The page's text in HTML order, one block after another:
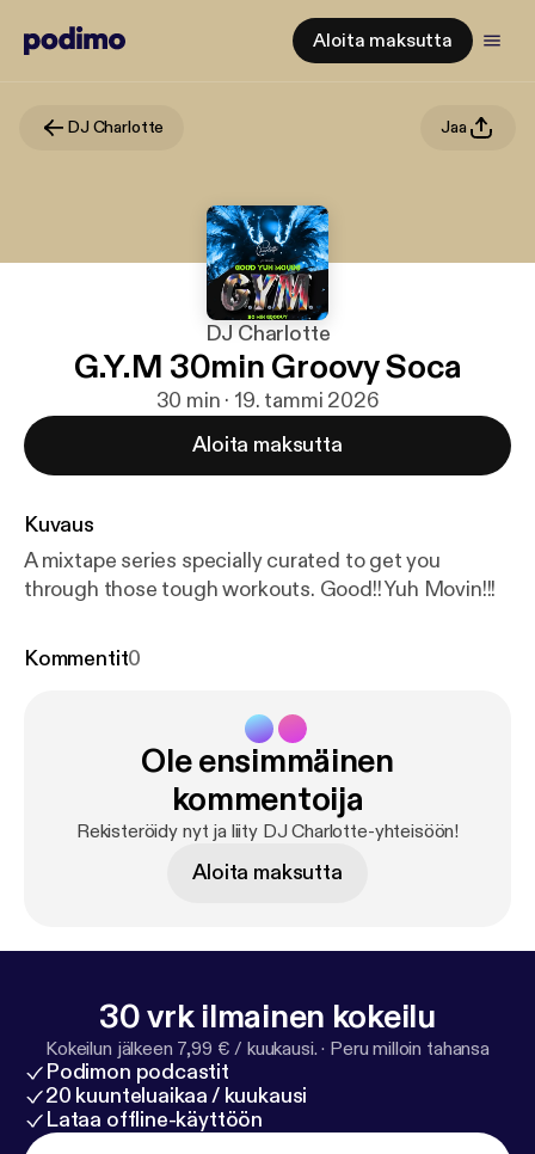
Aloita maksutta
DJ Charlotte Jaa
DJ Charlotte
G.Y.M 30min Groovy Soca
30 min · 19. tammi 2026
Aloita maksutta
Kuvaus
A mixtape series specially curated to get you
through those tough workouts. Good!! Yuh Movin!!!
Kommentit0
Ole ensimmäinen
kommentoija
Rekisteröidy nyt ja liity DJ Charlotte-yhteisöön!
Aloita maksutta
30 vrk ilmainen kokeilu
Kokeilun jälkeen 7,99 € / kuukausi. · Peru milloin tahansa
Podimon podcastit
20 kuunteluaikaa / kuukausi
Lataa offline-käyttöön